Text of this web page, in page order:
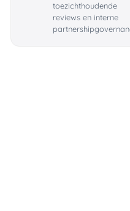
toezichthoudende
reviews en interne